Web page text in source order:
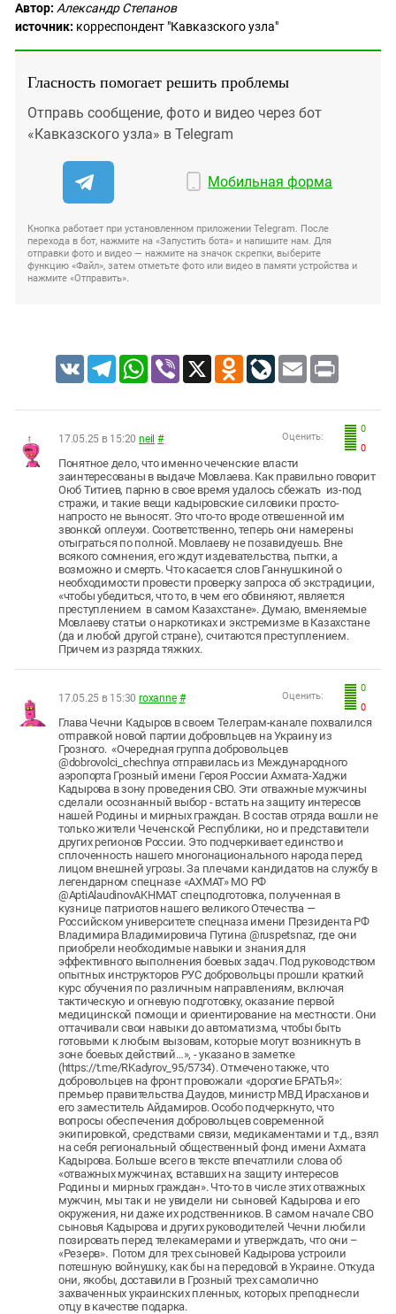
Автор: Александр Степанов
источник: корреспондент "Кавказского узла"
Гласность помогает решить проблемы
Отправь сообщение, фото и видео через бот
«Кавказского узла» в Telegram
Мобильная форма
Кнопка работает при установленном приложении Telegram. После
перехода в бот, нажмите на «Запустить бота» и напишите нам. Для
отправки фото и видео — нажмите на значок скрепки, выберите
функцию «Файл», затем отметьте фото или видео в памяти устройства и
нажмите «Отправить».
VK TelegramWhatsApp
Viber X Odnoklassniki
LiveJournal
Email Print
0
0
Оценить:
17.05.25 в 15:20 neil #
Понятное дело, что именно чеченские власти
заинтересованы в выдаче Мовлаева. Как правильно говорит
Оюб Титиев, парню в свое время удалось сбежать из-под
стражи, и такие вещи кадыровские силовики просто-
напросто не выносят. Это что-то вроде отвешенной им
звонкой оплеухи. Соответственно, теперь они намерены
отыграться по полной. Мовлаеву не позавидуешь. Вне
всякого сомнения, его ждут издевательства, пытки, а
возможно и смерть. Что касается слов Ганнушкиной о
необходимости провести проверку запроса об экстрадиции,
«чтобы убедиться, что то, в чем его обвиняют, является
преступлением в самом Казахстане». Думаю, вменяемые
Мовлаеву статьи о наркотиках и экстремизме в Казахстане
(да и любой другой стране), считаются преступлением.
Причем из разряда тяжких.
0
0
Оценить:
17.05.25 в 15:30 roxanne #
Глава Чечни Кадыров в своем Телеграм-канале похвалился
отправкой новой партии добровльцев на Украину из
Грозного. «Очередная группа добровольцев
@dobrovolci_chechnya отправилась из Международного
аэропорта Грозный имени Героя России Ахмата-Хаджи
Кадырова в зону проведения СВО. Эти отважные мужчины
сделали осознанный выбор - встать на защиту интересов
нашей Родины и мирных граждан. В состав отряда вошли не
только жители Чеченской Республики, но и представители
других регионов России. Это подчеркивает единство и
сплоченность нашего многонационального народа перед
лицом внешней угрозы. За плечами кандидатов на службу в
легендарном спецназе «АХМАТ» МО РФ
@AptiAlaudinovAKHMAT спецподготовка, полученная в
кузнице патриотов нашего великого Отечества —
Российском университете спецназа имени Президента РФ
Владимира Владимировича Путина @ruspetsnaz, где они
приобрели необходимые навыки и знания для
эффективного выполнения боевых задач. Под руководством
опытных инструкторов РУС добровольцы прошли краткий
курс обучения по различным направлениям, включая
тактическую и огневую подготовку, оказание первой
медицинской помощи и ориентирование на местности. Они
оттачивали свои навыки до автоматизма, чтобы быть
готовыми к любым вызовам, которые могут возникнуть в
зоне боевых действий…», - указано в заметке
(https://t.me/RKadyrov_95/5734). Отмечено также, что
добровольцев на фронт провожали «дорогие БРАТЬЯ»:
премьер правительства Даудов, министр МВД Ирасханов и
его заместитель Айдамиров. Особо подчеркнуто, что
вопросы обеспечения добровольцев современной
экипировкой, средствами связи, медикаментами и т.д., взял
на себя региональный общественный фонд имени Ахмата
Кадырова. Больше всего в тексте впечатлили слова об
«отважных мужчинах, вставших на защиту интересов
Родины и мирных граждан». Что-то в числе этих отважных
мужчин, мы так и не увидели ни сыновей Кадырова и его
окружения, ни даже их родственников. В самом начале СВО
сыновья Кадырова и других руководителей Чечни любили
позировать перед телекамерами и утверждать, что они –
«Резерв». Потом для трех сыновей Кадырова устроили
потешную войнушку, как бы на передовой в Украине. Откуда
они, якобы, доставили в Грозный трех самолично
захваченных украинских пленных, которых преподнесли
отцу в качестве подарка.